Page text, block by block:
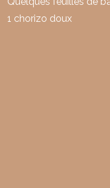
1 chorizo doux